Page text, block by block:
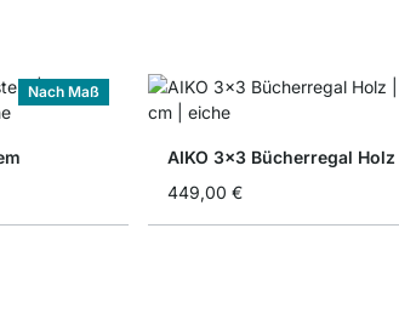
Nach Maß
AIKO 3x3 Bücherregal Holz
449,00 €